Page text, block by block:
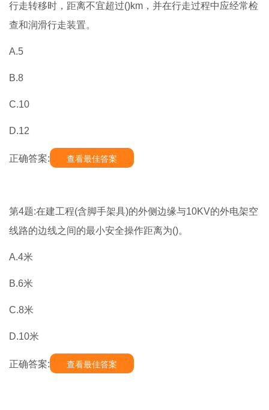
行走转移时，距离不宜超过()km，并在行走过程中应经常检
查和润滑行走装置。
A.5
B.8
C.10
D.12
正确答案: 查看最佳答案
第4题:在建工程(含脚手架具)的外侧边缘与10KV的外电架空
线路的边线之间的最小安全操作距离为()。
A.4米
B.6米
C.8米
D.10米
正确答案: 查看最佳答案